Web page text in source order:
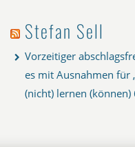
Stefan Sell
Vorzeitiger
es mit Ausnahmen für
(nicht) lernen (können)